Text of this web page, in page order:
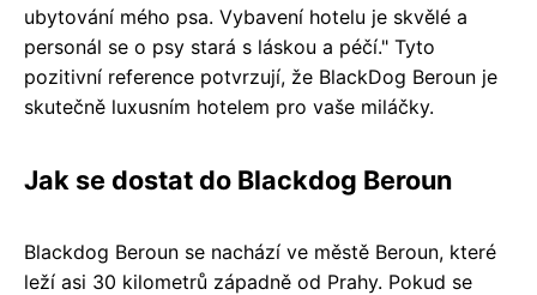
ubytování mého psa. Vybavení hotelu je skvělé a
personál se o psy stará s láskou a péčí." Tyto
pozitivní reference potvrzují, že BlackDog Beroun je
skutečně luxusním hotelem pro vaše miláčky.
Jak se dostat do Blackdog Beroun
Blackdog Beroun se nachází ve městě Beroun, které
leží asi 30 kilometrů západně od Prahy. Pokud se